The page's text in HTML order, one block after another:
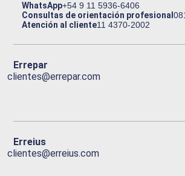
WhatsApp+54 9 11 5936-6406
Consultas de orientación profesional
Atención al cliente11 4370-2002
Errepar
clientes@errepar.com
Erreius
clientes@erreius.com